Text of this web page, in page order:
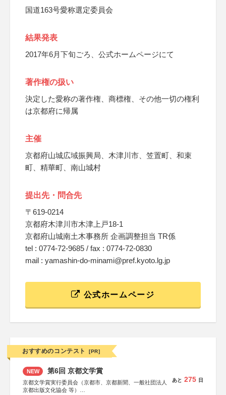
国道163号愛称選定委員会
結果発表
2017年6月下旬ごろ、公式ホームページにて
著作権の扱い
決定した愛称の著作権、商標権、その他一切の権利
は京都府に帰属
主催
京都府山城広域振興局、木津川市、笠置町、和束
町、精華町、南山城村
提出先・問合先
〒619-0214
京都府木津川市木津上戸18-1
京都府山城南土木事務所 企画調整担当 TR係
tel : 0774-72-9685 / fax : 0774-72-0830
mail : yamashin-do-minami@pref.kyoto.lg.jp
公式ホームページ
おすすめのコンテスト [PR]
NEW 第6回 京都文学賞
京都文学賞実行委員会（京都市、京都新聞、一般社団法人
京都出版文化協会 等）
あと 275 日